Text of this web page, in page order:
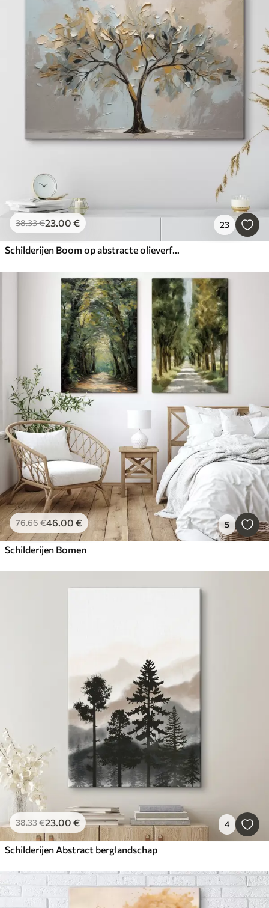
38.33€23 .00 € 23
Schilderijen Boom op abstracte olieverfachtergrond
76.66€46 .00 € 5
Schilderijen Bomen
38.33€23 .00 € 4
Schilderijen Abstract berglandschap